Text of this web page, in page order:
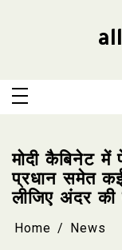
मोदी कैबिनेट
प्रधान समेत कई
लीजिए अंदर
Home News